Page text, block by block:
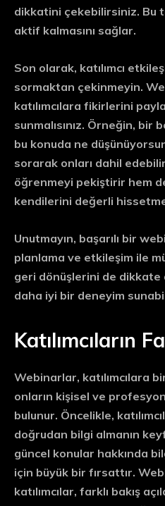
dikkatini çekebilirsiniz. Bu
aktif kalmasını sağlar.
Son olarak, katılımcı
sormaktan çekinmeyin.
katılımcılara fikirlerini
sunmalısınız. Örneğin, bir
bu konuda ne
sorarak onları dahil
öğrenmeyi pekiştirir hem de
kendilerini değerli
Unutmayın, başarılı bir
planlama ve etkileşim ile
geri dönüşlerini de
daha iyi bir deneyim
Katılımcıların
Webinarlar, katılımcılara
onların kişisel ve
bulunur. Öncelikle,
doğrudan bilgi almanın
güncel konular hakkında
için büyük bir fırsattır.
katılımcılar, farklı bakış